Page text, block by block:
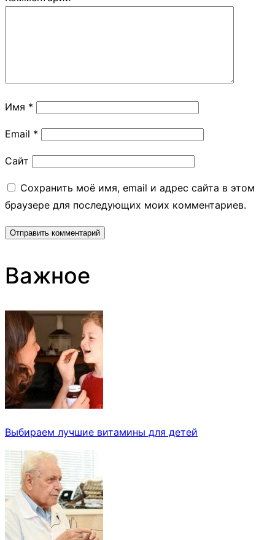
Имя *
Email *
Сайт
Сохранить моё имя, email и адрес сайта в этом
браузере для последующих моих комментариев.
Важное
Выбираем лучшие витамины для детей